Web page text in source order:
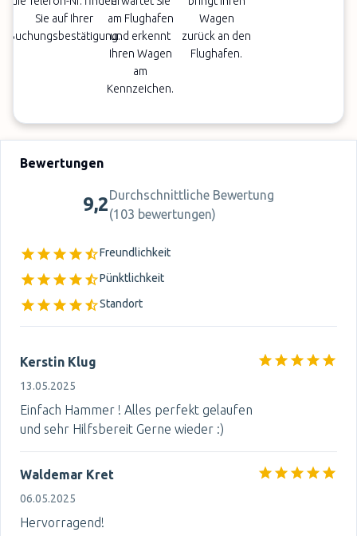
Sie auf Ihrer
Buchungsbestätigung.
am Flughafen
und erkennt
Ihren Wagen
am
Kennzeichen.
Wagen
zurück an den
Flughafen.
Bewertungen
9,2Durchschnittliche Bewertung
(103 bewertungen)
Freundlichkeit
Pünktlichkeit
Standort
Kerstin Klug
13.05.2025
Einfach Hammer ! Alles perfekt gelaufen
und sehr Hilfsbereit Gerne wieder :)
Waldemar Kret
06.05.2025
Hervorragend!